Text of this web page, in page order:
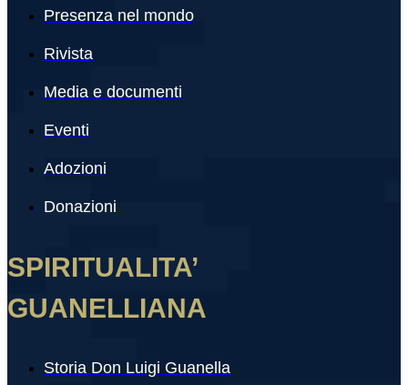
Presenza nel mondo
Rivista
Media e documenti
Eventi
Adozioni
Donazioni
SPIRITUALITA’
GUANELLIANA
Storia Don Luigi Guanella